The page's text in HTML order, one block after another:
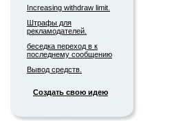
Increasing withdraw limit.
Штрафы для
рекламодателей.
беседка переход в к
последнему сообщению
Вывод средств.
Создать свою идею